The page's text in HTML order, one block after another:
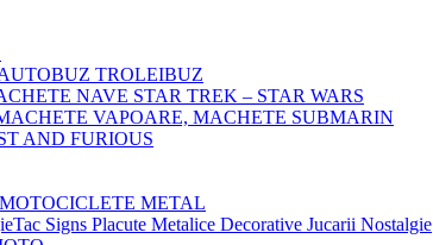
TROLEIBUZ
NAVE STAR TREK – STAR WARS
VAPOARE, MACHETE SUBMARIN
AND FURIOUS
METAL
Tac Signs Placute Metalice Decorative Jucarii Nostalgie